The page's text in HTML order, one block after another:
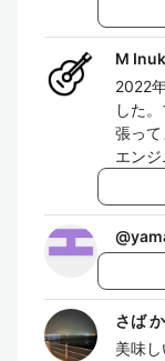
M
2022
した
張っ
エン
@
さば
美味